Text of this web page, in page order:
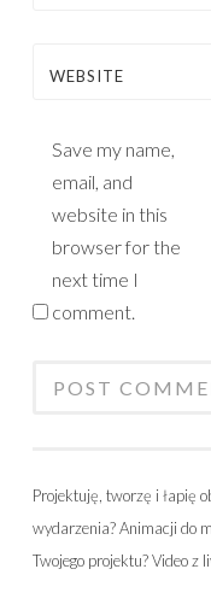
WEBSITE
Save my name,
email, and
website in this
browser for the
next time I
comment.
Projektuję, tworzę i łapię
wydarzenia? Animacji do
Twojego projektu? Video z